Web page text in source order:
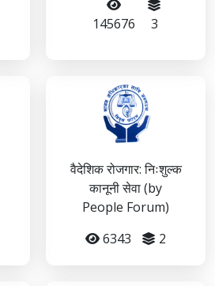
145676 3
वैदेशिक रोजगार: निःशुल्क
कानूनी सेवा (by
People Forum)
6343
2